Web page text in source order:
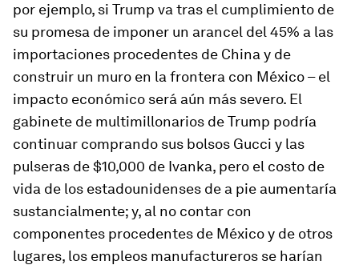
por ejemplo, si Trump va tras el cumplimiento de
su promesa de imponer un arancel del 45% a las
importaciones procedentes de China y de
construir un muro en la frontera con México – el
impacto económico será aún más severo. El
gabinete de multimillonarios de Trump podría
continuar comprando sus bolsos Gucci y las
pulseras de $10,000 de Ivanka, pero el costo de
vida de los estadounidenses de a pie aumentaría
sustancialmente; y, al no contar con
componentes procedentes de México y de otros
lugares, los empleos manufactureros se harían